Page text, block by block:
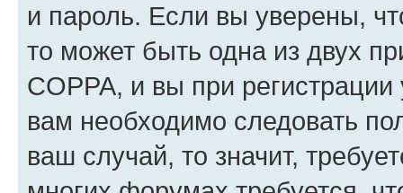
и пароль. Если вы уверены,
то может быть одна из двух
COPPA, и вы при
вам необходимо следовать
ваш случай, то значит,